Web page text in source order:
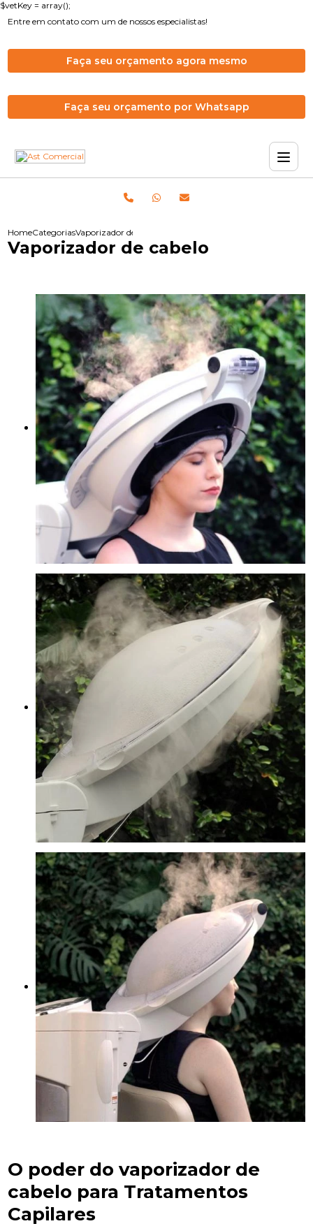
$vetKey = array();
Entre em contato com um de nossos especialistas!
Faça seu orçamento agora mesmo
Faça seu orçamento por Whatsapp
HomeCategoriasVaporizador de cabelo
Vaporizador de cabelo
O poder dovaporizador de
cabelo para Tratamentos
Capilares